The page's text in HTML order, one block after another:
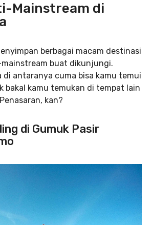
Mainstream di
berbagai macam destinasi
buat dikunjungi.
di antaranya cuma bisa kamu temui
bakal kamu temukan di tempat lain
kan?
di Gumuk Pasir